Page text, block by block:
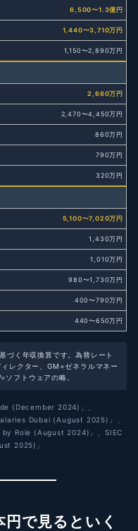
6,500〜1.3億円
1,440〜3,710万円
1,150〜2,890万円
2,680万円
2,470〜4,450万円
860万円
790万円
320万円
5,100〜7,020万円
1,430万円
1,010万円
980〜1,730万円
400〜790万円
440〜650万円
く年収換算です。為替レート
レクター、GM=ゼネラルマネー
ソフトウェアの略。
(December 2024)」、
Dubai (August 2025)」、
Role (August 2024)」、SIEC
2025)」
円で見るといく